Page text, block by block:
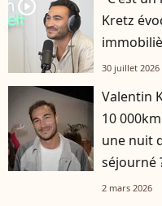
player2
Kretz
30 juillet 2026
Valentin
10
une nuit
séjourné
2 mars 2026